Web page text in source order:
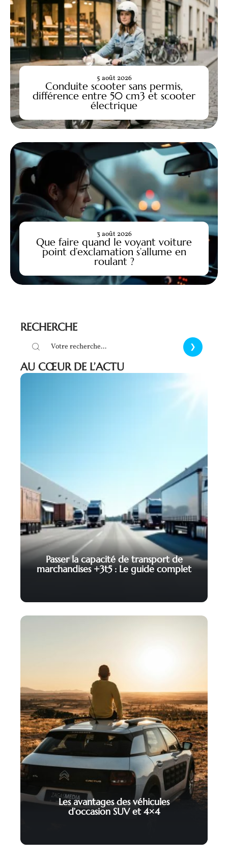
Conduite scooter sans permis,
différence entre 50 cm3 et scooter
électrique
5 août 2026
Que faire quand le voyant voiture
point d’exclamation s’allume en
roulant ?
3 août 2026
RECHERCHE
AU CŒUR DE L’ACTU
Passer la capacité de transport de
marchandises +3t5 : Le guide complet
Les avantages des véhicules
d’occasion SUV et 4×4